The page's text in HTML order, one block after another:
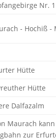
Nr. 1
- Hochiß -
Hütte
Hütte
Dalfazalm
Maurach
zur